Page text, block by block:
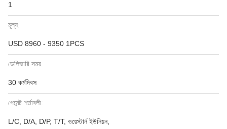
1
মূল্য:
USD 8960 - 9350 1PCS
ডেলিভারি সময়:
30 কর্মদিবস
পেমেন্ট শর্তাবলী:
L/C, D/A, D/P, T/T, ওয়েস্টার্ন ইউনিয়ন,